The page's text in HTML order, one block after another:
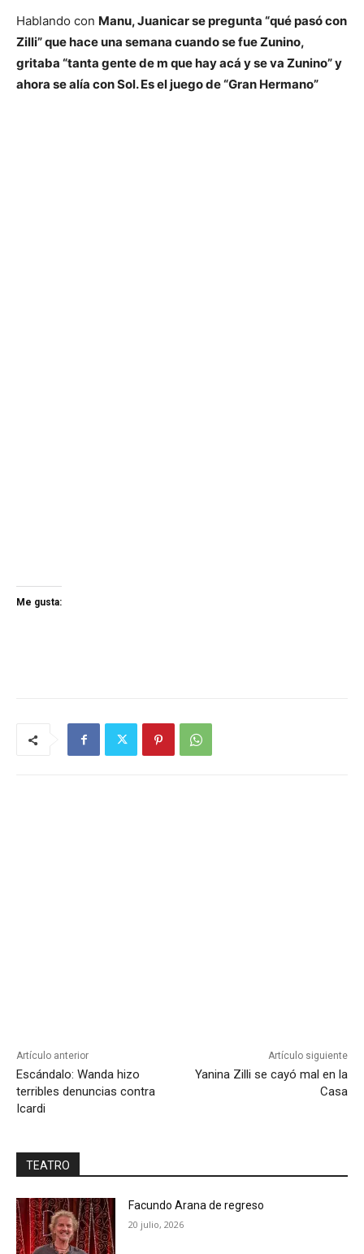
Hablando con Manu, Juanicar se pregunta “qué pasó con
Zilli” que hace una semana cuando se fue Zunino,
gritaba “tanta gente de m que hay acá y se va Zunino” y
ahora se alía con Sol. Es el juego de “Gran Hermano”
Me gusta:
Artículo anterior
Escándalo: Wanda hizo
terribles denuncias contra
Icardi
Artículo siguiente
Yanina Zilli se cayó mal en la
Casa
TEATRO
Facundo Arana de regreso
20 julio, 2026